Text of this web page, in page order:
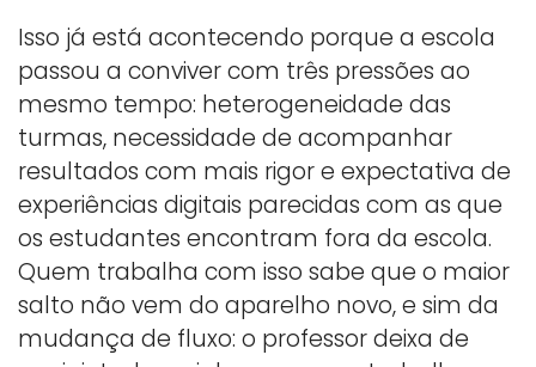
Isso já está acontecendo porque a escola
passou a conviver com três pressões ao
mesmo tempo: heterogeneidade das
turmas, necessidade de acompanhar
resultados com mais rigor e expectativa de
experiências digitais parecidas com as que
os estudantes encontram fora da escola.
Quem trabalha com isso sabe que o maior
salto não vem do aparelho novo, e sim da
mudança de fluxo: o professor deixa de